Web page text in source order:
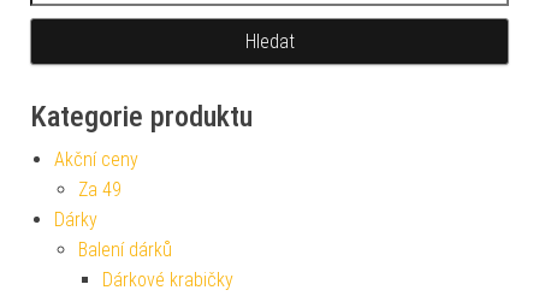
Kategorie produktu
Akční ceny
Za 49
Dárky
Balení dárků
Dárkové krabičky